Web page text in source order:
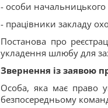
- особи начальницького
- працівники закладу
Постанова про
укладення шлюбу для
Звернення із заявою
Особа, яка має право
безпосередньому